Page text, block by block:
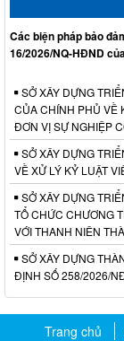
Các biện pháp bảo
16/2026/NQ-HĐND
SỞ XÂY DỰNG
CỦA CHÍNH PHỦ VỀ
ĐƠN VỊ SỰ NGHIỆP
SỞ XÂY DỰNG
VỀ XỬ LÝ KỶ LUẬT
SỞ XÂY DỰNG
TỔ CHỨC CHƯƠNG
VỚI THANH NIÊN
SỞ XÂY DỰNG
ĐỊNH SỐ 258/2026/
Trang chủ